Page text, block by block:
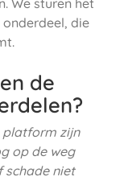
We sturen het
die
de
platform zijn
op de weg
schade niet